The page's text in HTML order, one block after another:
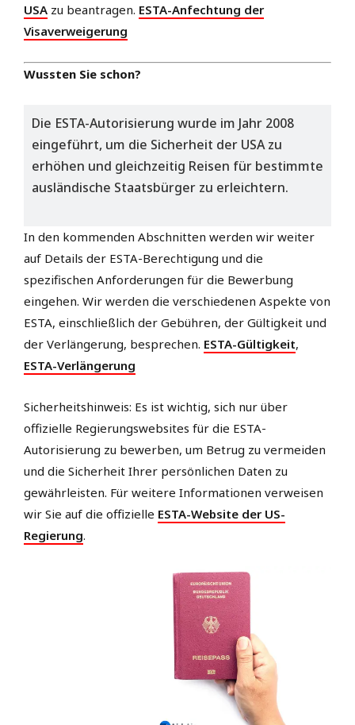
USA zu beantragen. ESTA-Anfechtung der
Visaverweigerung
Wussten Sie schon?
Die ESTA-Autorisierung wurde im Jahr 2008
eingeführt, um die Sicherheit der USA zu
erhöhen und gleichzeitig Reisen für bestimmte
ausländische Staatsbürger zu erleichtern.
In den kommenden Abschnitten werden wir weiter
auf Details der ESTA-Berechtigung und die
spezifischen Anforderungen für die Bewerbung
eingehen. Wir werden die verschiedenen Aspekte von
ESTA, einschließlich der Gebühren, der Gültigkeit und
der Verlängerung, besprechen. ESTA-Gültigkeit,
ESTA-Verlängerung
Sicherheitshinweis: Es ist wichtig, sich nur über
offizielle Regierungswebsites für die ESTA-
Autorisierung zu bewerben, um Betrug zu vermeiden
und die Sicherheit Ihrer persönlichen Daten zu
gewährleisten. Für weitere Informationen verweisen
wir Sie auf die offizielle ESTA-Website der US-
Regierung.